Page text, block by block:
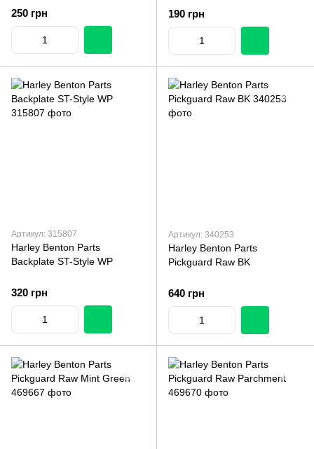
250 грн 190 грн
Артикул: 315807
Harley Benton Parts
Backplate ST-Style WP
320 грн
Артикул: 340253
Harley Benton Parts
Pickguard Raw BK
640 грн